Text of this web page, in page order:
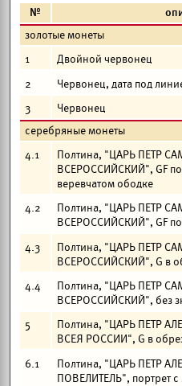
№
золотые монеты
1
Двойной червонец
2 Червонец, дата под
3 Червонец
серебряные монеты
4.1
Полтина, "ЦАРЬ ПЕТР
ВСЕРОССИЙСКИЙ", GF
веревчатом ободке
4.2
Полтина, "ЦАРЬ ПЕТР
ВСЕРОССИЙСКИЙ", GF
4.3
Полтина, "ЦАРЬ ПЕТР
ВСЕРОССИЙСКИЙ", G в
4.4
Полтина, "ЦАРЬ ПЕТР
ВСЕРОССИЙСКИЙ", без
5
Полтина, "ЦАРЬ ПЕТР
ВСЕЯ РОССИИ", G в
6.1
Полтина, "ЦАРЬ ПЕТР
ПОВЕЛИТЕЛЬ", портрет